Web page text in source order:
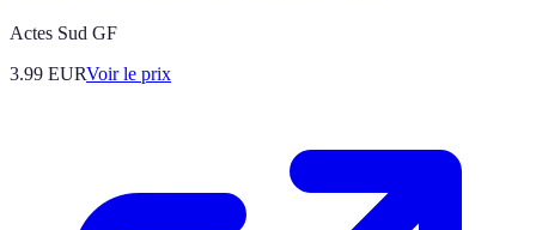
Actes Sud GF
3.99 EURVoir le prix